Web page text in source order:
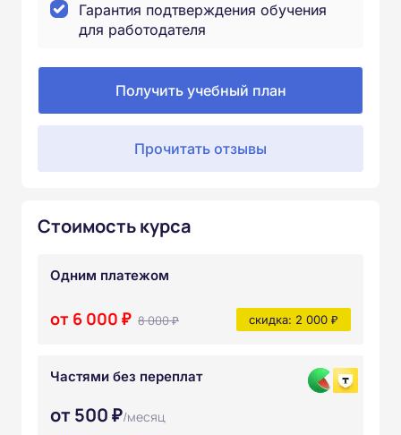
Гарантия подтверждения обучения
для работодателя
Получить учебный план
Прочитать отзывы
Стоимость курса
Одним платежом
от 6 000 ₽ 8 000 ₽ скидка: 2 000 ₽
Частями без переплат
от 500 ₽/месяц